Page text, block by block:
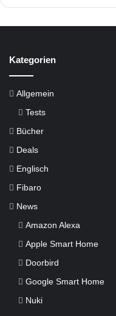
Kategorien
Allgemein
Tests
Bücher
Deals
Englisch
Fibaro
News
Amazon Alexa
Apple Smart Home
Doorbird
Google Smart Home
Nuki